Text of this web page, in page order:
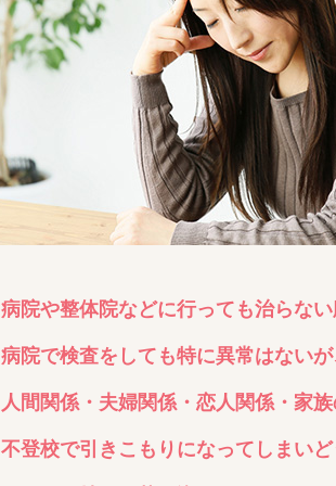
病院や整体院などに行っても治らな
病院で検査をしても特に異常はない
人間関係・夫婦関係・恋人関係・家
不登校で引きこもりになってしまい